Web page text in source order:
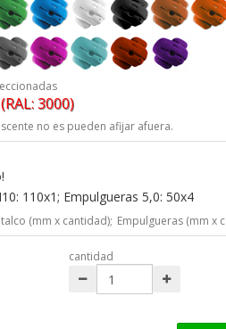
3000)
no es pueden afijar afuera.
110x1; Empulgueras 5,0: 50x4
(mm x cantidad); Empulgueras (mm x
cantidad